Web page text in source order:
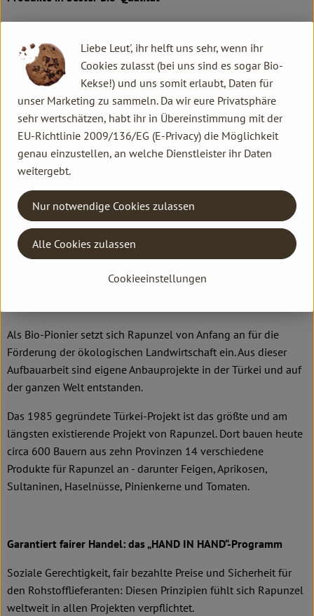
Produktqualität steht bei Rapunzel an erster Stelle. Das
Qualitätssicherungs-Team nimmt daher eine Schlüsselposition
im Unternehmen ein. Die Kontrollen der Rohstoffe beginnen
bereits auf dem Feld. Bei Wareneingang werden alle Rohstoffe
und Produkte beprobt. Zusätzlich werden sie durch anerkannte
externe Labors unabhängig analysiert.
Wie schon zu Beginn liegen Rapunzel auch heute die
persönlichen Kontakte zu den Lieferanten und langfristige
Partnerschaften besonders am Herzen. Besuche vor Ort,
Beratung durch eigene Agrar-Ingenieure und der rege
Austausch miteinander sichern die einwandfreie Qualität der
Rohstoffe ab. Das schafft Transparenz - vom Feld bis zum
Teller des Verbrauchers.
Als Bio-Pionier setzt sich Rapunzel von Anfang an für die
Förderung der ökologischen Landwirtschaft ein. Aus dieser
Aufbauarbeit sind eigene Anbauprojekte in der Türkei und auf
der ganzen Welt entstanden.
Das 1985 gegründete Türkei-Projekt ist das größte und am
längsten existierende Projekt von Rapunzel. Dort bauen heute
circa 600 Bauern aus zehn Provinzen 14 verschiedene
Produkte für Rapunzel an - darunter Feigen, Aprikosen,
Sultaninen, Haselnüsse, Pinienkerne und Tomaten.
Garantiert fairer Handel: das „HAND IN HAND“-Programm
Soziale Gerechtigkeit, fair bezahlte Preise und Sicherheit für
den Rohstofflieferanten: Diesen Prinzipien fühlt sich Rapunzel
weltweit in allen Projekten verpflichtet.
Liebe Leut', ihr helft uns sehr, wenn ihr
Cookies zulasst (bei uns sind es sogar Bio-
Kekse!) und uns somit erlaubt, Daten für
unser Marketing zu sammeln. Da wir eure Privatsphäre
sehr wertschätzen, habt ihr in Übereinstimmung mit der
EU-Richtlinie 2009/136/EG (E-Privacy) die Möglichkeit
genau einzustellen, an welche Dienstleister ihr Daten
weitergebt.
Cookieeinstellungen
Nur notwendige Cookies zulassen
Alle Cookies zulassen